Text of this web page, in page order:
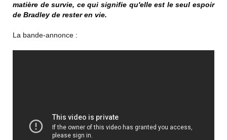
matière de survie, ce qui signifie qu'elle est le seul espoir
de Bradley de rester en vie.
La bande-annonce :